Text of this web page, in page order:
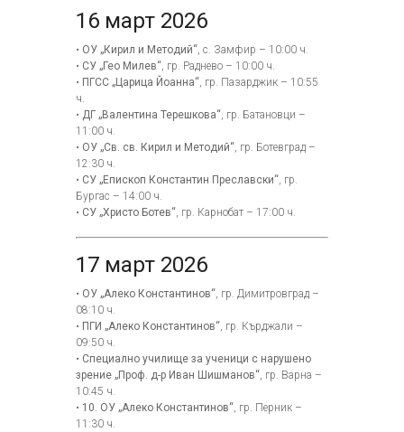
16 март 2026
• ОУ „Кирил и Методий“, с. Замфир – 10:00 ч.
• СУ „Гео Милев“, гр. Раднево – 10:00 ч.
• ПГСС „Царица Йоанна“, гр. Пазарджик – 10:55
ч.
• ДГ „Валентина Терешкова“, гр. Батановци –
11:00 ч.
• ОУ „Св. св. Кирил и Методий“, гр. Ботевград –
12:30 ч.
• СУ „Епископ Константин Преславски“, гр.
Бургас – 14:00 ч.
• СУ „Христо Ботев“, гр. Карнобат – 17:00 ч.
17 март 2026
• ОУ „Алеко Константинов“, гр. Димитровград –
08:10 ч.
• ПГИ „Алеко Константинов“, гр. Кърджали –
09:50 ч.
• Специално училище за ученици с нарушено
зрение „Проф. д-р Иван Шишманов“, гр. Варна –
10:45 ч.
• 10. ОУ „Алеко Константинов“, гр. Перник –
11:30 ч.